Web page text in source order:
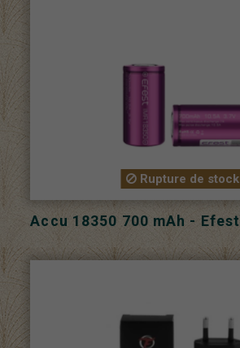
Rupture de stock
Accu 18350 700 mAh - Efest